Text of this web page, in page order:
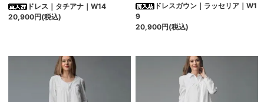
ドレス｜タチアナ｜W14
20,900円(税込)
ドレスガウン｜ラッセリア｜W1
9
20,900円(税込)